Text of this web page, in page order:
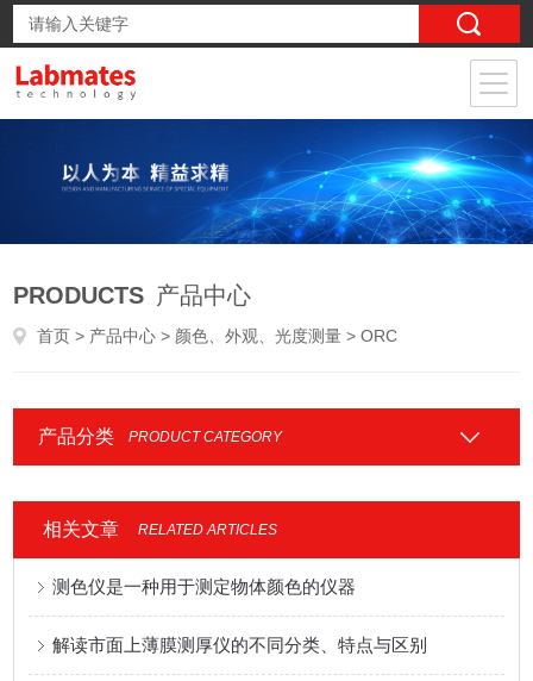
PRODUCTS 产品中心
首页 > 产品中心 > 颜色、外观、光度测量 > ORC
产品分类 PRODUCT CATEGORY
相关文章 RELATED ARTICLES
测色仪是一种用于测定物体颜色的仪器
解读市面上薄膜测厚仪的不同分类、特点与区别